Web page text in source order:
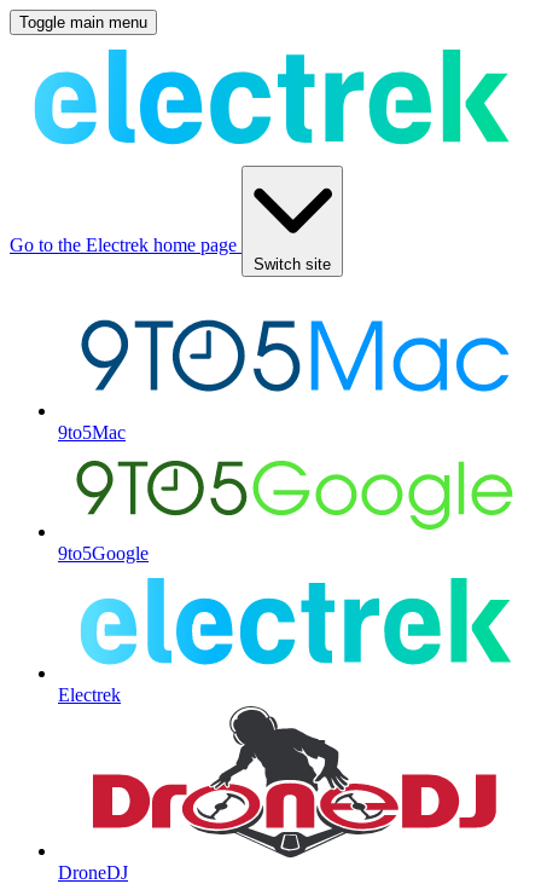
Toggle main menu
Go to the Electrek home page
Switch site
9to5Mac
9to5Google
Electrek
DroneDJ